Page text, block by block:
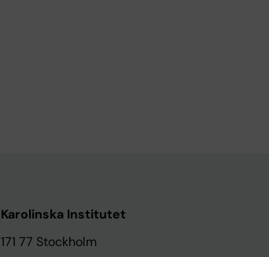
Karolinska Institutet
171 77 Stockholm